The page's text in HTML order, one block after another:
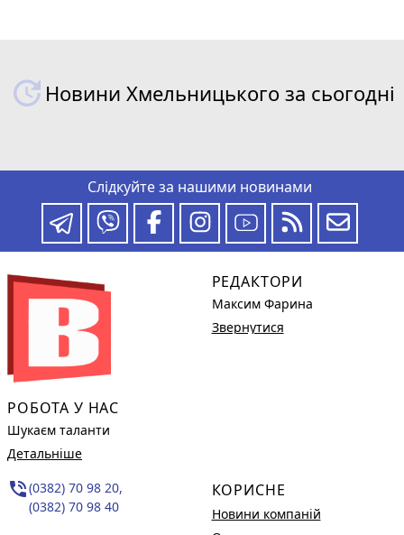
Новини Хмельницького за сьогодні
Слідкуйте за нашими новинами
РОБОТА У НАС
Шукаєм таланти
Детальніше
phone_in_talk(0382) 70 98 20,
(0382) 70 98 40
РЕДАКТОРИ
Максим Фарина
Звернутися
КОРИСНЕ
Новини компаній